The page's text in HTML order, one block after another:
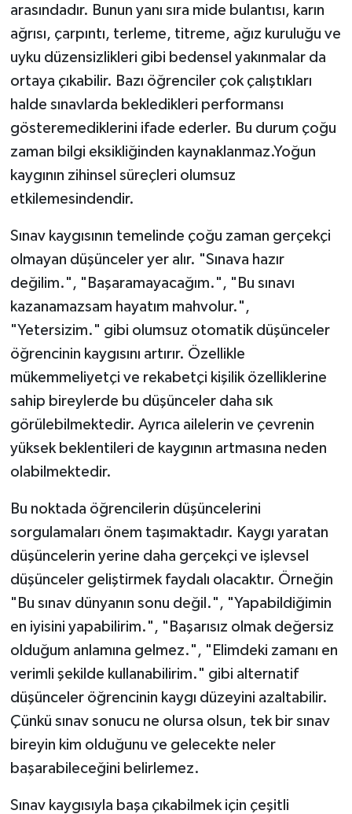
arasındadır. Bunun yanı sıra mide bulantısı, karın
ağrısı, çarpıntı, terleme, titreme, ağız kuruluğu ve
uyku düzensizlikleri gibi bedensel yakınmalar da
ortaya çıkabilir. Bazı öğrenciler çok çalıştıkları
halde sınavlarda bekledikleri performansı
gösteremediklerini ifade ederler. Bu durum çoğu
zaman bilgi eksikliğinden kaynaklanmaz.Yoğun
kaygının zihinsel süreçleri olumsuz
etkilemesindendir.
Sınav kaygısının temelinde çoğu zaman gerçekçi
olmayan düşünceler yer alır. "Sınava hazır
değilim.", "Başaramayacağım.", "Bu sınavı
kazanamazsam hayatım mahvolur.",
"Yetersizim." gibi olumsuz otomatik düşünceler
öğrencinin kaygısını artırır. Özellikle
mükemmeliyetçi ve rekabetçi kişilik özelliklerine
sahip bireylerde bu düşünceler daha sık
görülebilmektedir. Ayrıca ailelerin ve çevrenin
yüksek beklentileri de kaygının artmasına neden
olabilmektedir.
Bu noktada öğrencilerin düşüncelerini
sorgulamaları önem taşımaktadır. Kaygı yaratan
düşüncelerin yerine daha gerçekçi ve işlevsel
düşünceler geliştirmek faydalı olacaktır. Örneğin
"Bu sınav dünyanın sonu değil.", "Yapabildiğimin
en iyisini yapabilirim.", "Başarısız olmak değersiz
olduğum anlamına gelmez.", "Elimdeki zamanı en
verimli şekilde kullanabilirim." gibi alternatif
düşünceler öğrencinin kaygı düzeyini azaltabilir.
Çünkü sınav sonucu ne olursa olsun, tek bir sınav
bireyin kim olduğunu ve gelecekte neler
başarabileceğini belirlemez.
Sınav kaygısıyla başa çıkabilmek için çeşitli